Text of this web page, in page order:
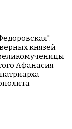
князей
Афанасия